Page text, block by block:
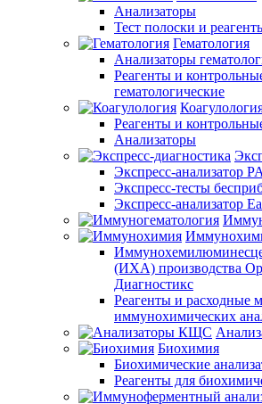
Анализаторы
Тест полоски и
Гематология
Анализаторы
Реагенты и
гематологические
Реагенты и
Анализаторы
Экспресс-анализатор
Экспресс-тесты
Экспресс-анализатор
(ИХА) производства
Диагностикс
Реагенты и расходные
иммунохимических
Биохимия
Биохимические
Реагенты для